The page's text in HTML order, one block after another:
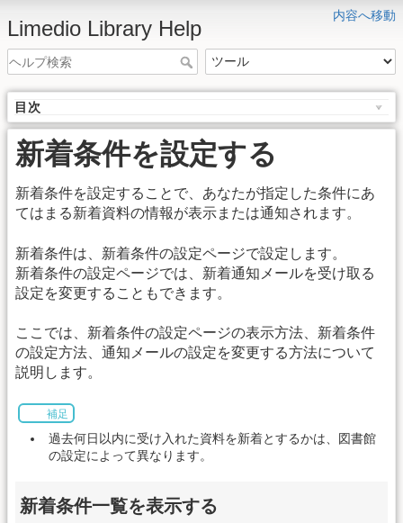
内容へ移動
Limedio Library Help
目次
新着条件を設定する
新着条件を設定することで、あなたが指定した条件にあ
てはまる新着資料の情報が表示または通知されます。
新着条件は、新着条件の設定ページで設定します。
新着条件の設定ページでは、新着通知メールを受け取る
設定を変更することもできます。
ここでは、新着条件の設定ページの表示方法、新着条件
の設定方法、通知メールの設定を変更する方法について
説明します。
補足
過去何日以内に受け入れた資料を新着とするかは、図書館
の設定によって異なります。
新着条件一覧を表示する